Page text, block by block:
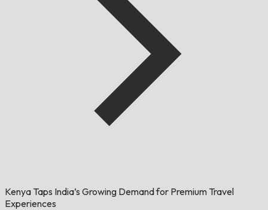
Kenya Taps India’s Growing Demand for Premium Travel
Experiences